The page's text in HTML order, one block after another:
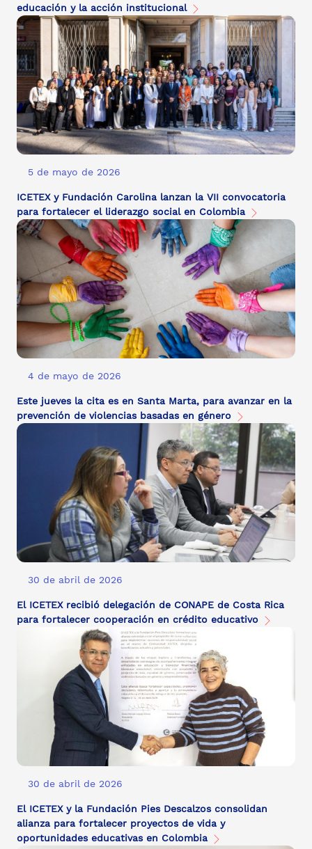
educación y la acción institucional
5 de mayo de 2026
ICETEX y Fundación Carolina lanzan la VII convocatoria
para fortalecer el liderazgo social en Colombia
4 de mayo de 2026
Este jueves la cita es en Santa Marta, para avanzar en la
prevención de violencias basadas en género
30 de abril de 2026
El ICETEX recibió delegación de CONAPE de Costa Rica
para fortalecer cooperación en crédito educativo
30 de abril de 2026
El ICETEX y la Fundación Pies Descalzos consolidan
alianza para fortalecer proyectos de vida y
oportunidades educativas en Colombia